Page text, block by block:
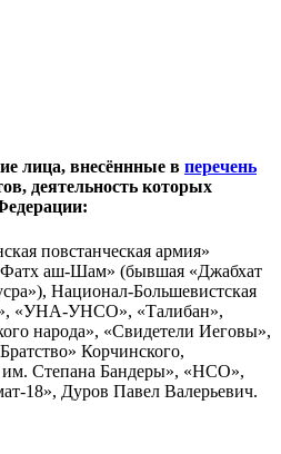
лица, внесённные в перечень
деятельность которых
повстанческая армия»
аш-Шам» (бывшая «Джабхат
Национал-Большевистская
«УНА-УНСО», «Талибан»,
народа», «Свидетели Иеговы»,
Корчинского,
им. Степана Бандеры», «НСО»,
18», Дуров Павел Валерьевич.